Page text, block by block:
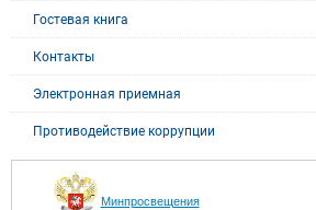
Гостевая книга
Контакты
Электронная приемная
Противодействие коррупции
Минпросвещения